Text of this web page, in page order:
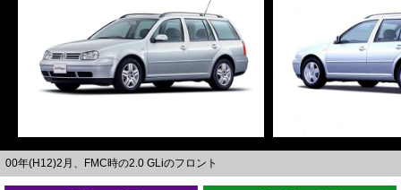
00年(H12)2月、FMC時の2.0 GLiのフロント